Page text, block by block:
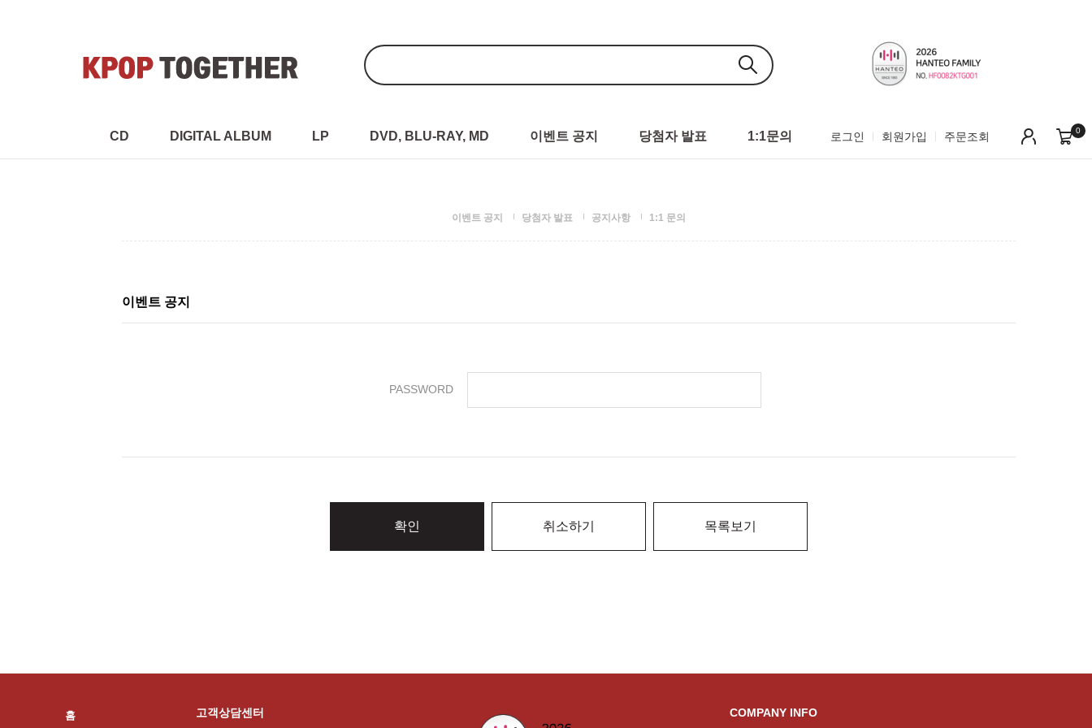
CD DIGITAL ALBUM LP DVD, BLU-RAY, MD 이벤트 공지 당첨자 발표 1:1문의 로그인 회원가입 주문조회 0
이벤트 공지 당첨자 발표 공지사항 1:1 문의
이벤트 공지
PASSWORD
확인 취소하기 목록보기
홈 고객상담센터 COMPANY INFO